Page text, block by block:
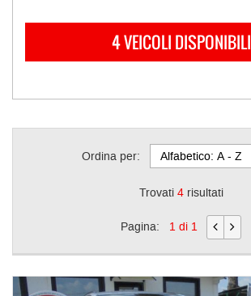
4 VEICOLI DISPONIBILI
Ordina per:
Trovati 4 risultati
Pagina: 1 di 1
cookie
e